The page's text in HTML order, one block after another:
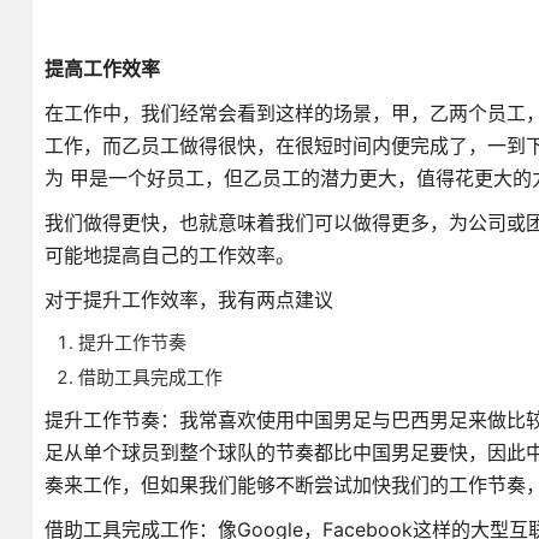
提高工作效率
在工作中，我们经常会看到这样的场景，甲，乙两个员
工作，而乙员工做得很快，在很短时间内便完成了，一
为 甲是一个好员工，但乙员工的潜力更大，值得花更大的
我们做得更快，也就意味着我们可以做得更多，为公司
可能地提高自己的工作效率。
对于提升工作效率，我有两点建议
提升工作节奏
借助工具完成工作
提升工作节奏：我常喜欢使用中国男足与巴西男足来做
足从单个球员到整个球队的节奏都比中国男足要快，因
奏来工作，但如果我们能够不断尝试加快我们的工作节
借助工具完成工作：像Google，Facebook这样的大型互